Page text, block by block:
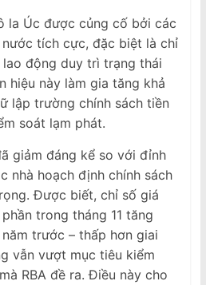
la Úc được củng cố bởi các
tích cực, đặc biệt là chỉ
động duy trì trạng thái
hiệu này làm gia tăng khả
lập trường chính sách tiền
soát lạm phát.
giảm đáng kể so với đỉnh
nhà hoạch định chính sách
Được biết, chỉ số giá
trong tháng 11 tăng
trước – thấp hơn giai
vẫn vượt mục tiêu kiểm
RBA đề ra. Điều này cho